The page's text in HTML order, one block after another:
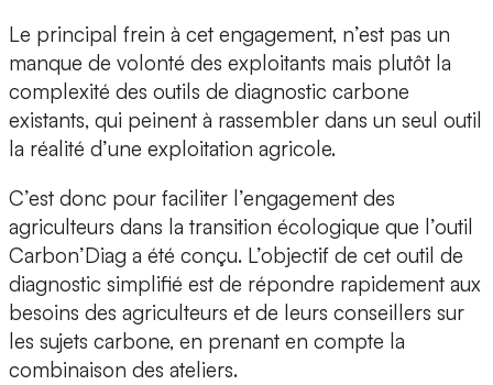
Le principal frein à cet engagement, n’est pas un
manque de volonté des exploitants mais plutôt la
complexité des outils de diagnostic carbone
existants, qui peinent à rassembler dans un seul outil
la réalité d’une exploitation agricole.
C’est donc pour faciliter l’engagement des
agriculteurs dans la transition écologique que l’outil
Carbon’Diag a été conçu. L’objectif de cet outil de
diagnostic simplifié est de répondre rapidement aux
besoins des agriculteurs et de leurs conseillers sur
les sujets carbone, en prenant en compte la
combinaison des ateliers.